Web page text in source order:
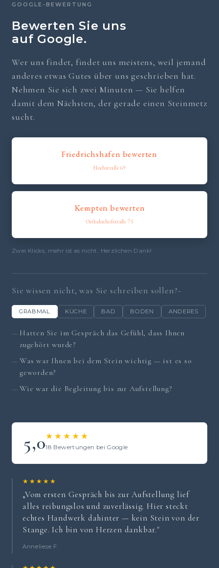
GOOGLE-BEWERTUNG
Bewerten Sie uns
auf Google.
Wer uns findet, findet uns meistens, weil jemand
anderes etwas Gutes über uns geschrieben hat.
Nehmen Sie sich zwei Minuten — Sie helfen
damit dem Nächsten, der gerade einen Steinmetz
sucht.
Friedrichshafen bewerten
Hochstraße 69
Kempten bewerten
Ostbahnhofstraße 75
Zwei Klicks, mehr ist es nicht. Herzlichen Dank!
Sie wissen nicht, was Sie schreiben sollen?
GRABMAL KÜCHE BAD BODEN ANDERES
Hatten Sie im Gespräch das Gefühl, dass Ihnen
zugehört wurde?
Was war Ihnen bei dem Stein wichtig — ist es so
geworden?
Wie war die Begleitung bis zur Aufstellung?
5,0★★★★★
18 Bewertungen bei Google
★★★★★
„Vom ersten Gespräch bis zur Aufstellung lief
alles reibungslos und zuverlässig. Hier steckt
echtes Handwerk dahinter — kein Stein von der
Stange. Ich bin von Herzen dankbar."
Anneliese F.